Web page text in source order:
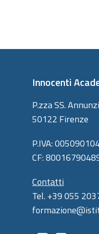
Innocenti
P.zza SS.
50122 Firenze
P.IVA:
CF:
Contatti
Tel. +39 055